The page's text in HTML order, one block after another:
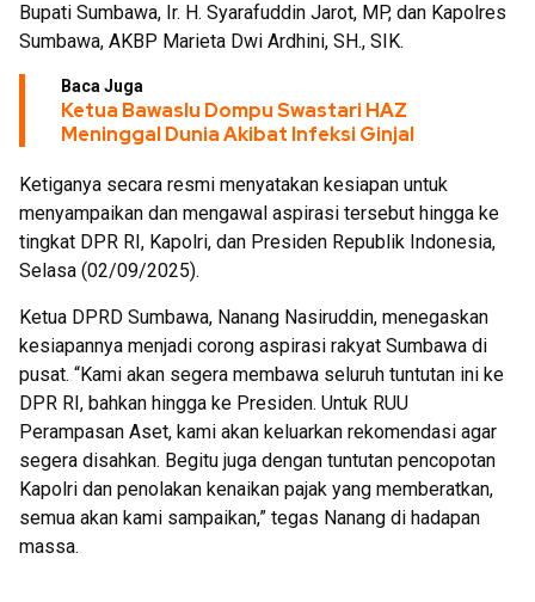
Bupati Sumbawa, Ir. H. Syarafuddin Jarot, MP, dan Kapolres
Sumbawa, AKBP Marieta Dwi Ardhini, SH., SIK.
Baca Juga
Ketua Bawaslu Dompu Swastari HAZ
Meninggal Dunia Akibat Infeksi Ginjal
Ketiganya secara resmi menyatakan kesiapan untuk
menyampaikan dan mengawal aspirasi tersebut hingga ke
tingkat DPR RI, Kapolri, dan Presiden Republik Indonesia,
Selasa (02/09/2025).
Ketua DPRD Sumbawa, Nanang Nasiruddin, menegaskan
kesiapannya menjadi corong aspirasi rakyat Sumbawa di
pusat. “Kami akan segera membawa seluruh tuntutan ini ke
DPR RI, bahkan hingga ke Presiden. Untuk RUU
Perampasan Aset, kami akan keluarkan rekomendasi agar
segera disahkan. Begitu juga dengan tuntutan pencopotan
Kapolri dan penolakan kenaikan pajak yang memberatkan,
semua akan kami sampaikan,” tegas Nanang di hadapan
massa.